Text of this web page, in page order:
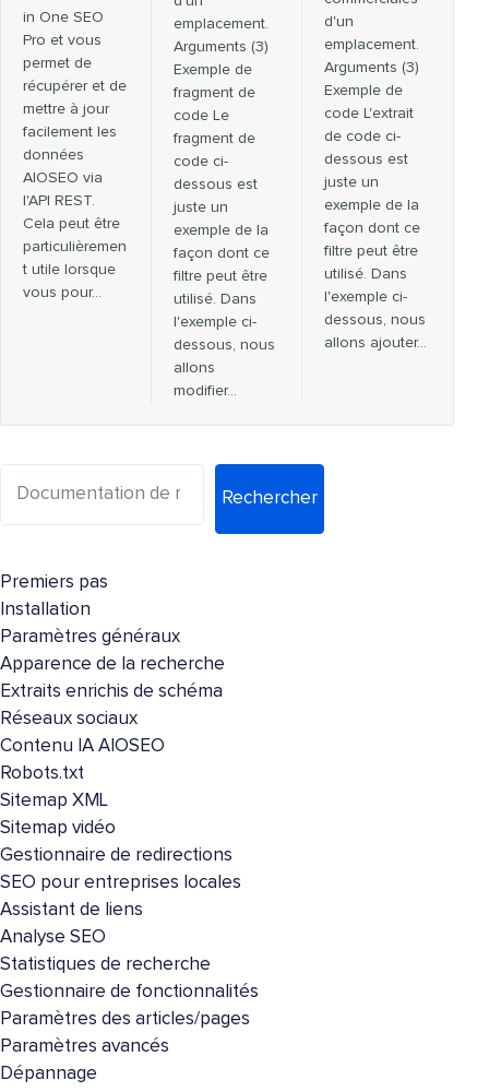
in One SEO
Pro et vous
permet de
récupérer et de
mettre à jour
facilement les
données
AIOSEO via
l'API REST.
Cela peut être
particulièremen
t utile lorsque
vous pour…
emplacement.
Arguments (3)
Exemple de
fragment de
code Le
fragment de
code ci-
dessous est
juste un
exemple de la
façon dont ce
filtre peut être
utilisé. Dans
l'exemple ci-
dessous, nous
allons
modifier…
d'un
emplacement.
Arguments (3)
Exemple de
code L'extrait
de code ci-
dessous est
juste un
exemple de la
façon dont ce
filtre peut être
utilisé. Dans
l'exemple ci-
dessous, nous
allons ajouter…
Rechercher
Premiers pas
Installation
Paramètres généraux
Apparence de la recherche
Extraits enrichis de schéma
Réseaux sociaux
Contenu IA AIOSEO
Robots.txt
Sitemap XML
Sitemap vidéo
Gestionnaire de redirections
SEO pour entreprises locales
Assistant de liens
Analyse SEO
Statistiques de recherche
Gestionnaire de fonctionnalités
Paramètres des articles/pages
Paramètres avancés
Dépannage